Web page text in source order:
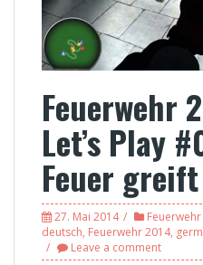
Feuerwehr
Let’s Play
Feuer
27. Mai 2014
deutsch, Feuerwehr 2014,
Leave a comment